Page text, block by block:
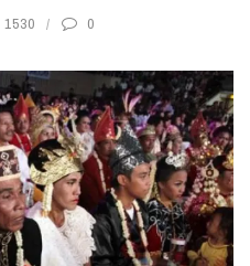
1530 0